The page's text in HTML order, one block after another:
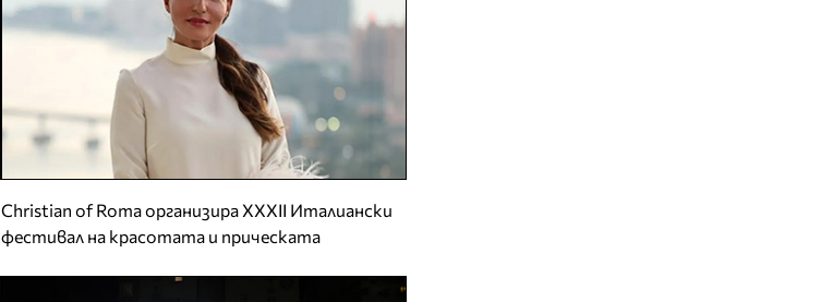
Christian of Roma организира XXXII Италиански
фестивал на красотата и прическата